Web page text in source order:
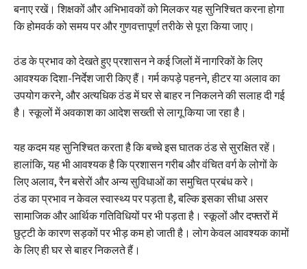
बनाए रखें। शिक्षकों और अभिभावकों को मिलकर यह सुनिश्चित करना होगा
कि होमवर्क को समय पर और गुणवत्तापूर्ण तरीके से पूरा किया जाए।
ठंड के प्रभाव को देखते हुए प्रशासन ने कई जिलों में नागरिकों के लिए
आवश्यक दिशा-निर्देश जारी किए हैं। गर्म कपड़े पहनने, हीटर या अलाव का
उपयोग करने, और अत्यधिक ठंड में घर से बाहर न निकलने की सलाह दी गई
है। स्कूलों में अवकाश का आदेश सख्ती से लागू किया जा रहा है।
यह कदम यह सुनिश्चित करता है कि बच्चे इस घातक ठंड से सुरक्षित रहें।
हालांकि, यह भी आवश्यक है कि प्रशासन गरीब और वंचित वर्ग के लोगों के
लिए अलाव, रैन बसेरों और अन्य सुविधाओं का समुचित प्रबंध करे।
ठंड का प्रभाव न केवल स्वास्थ्य पर पड़ता है, बल्कि इसका सीधा असर
सामाजिक और आर्थिक गतिविधियों पर भी पड़ता है। स्कूलों और दफ्तरों में
छुट्टी के कारण सड़कों पर भीड़ कम हो जाती है। लोग केवल आवश्यक कामों
के लिए ही घर से बाहर निकलते हैं।